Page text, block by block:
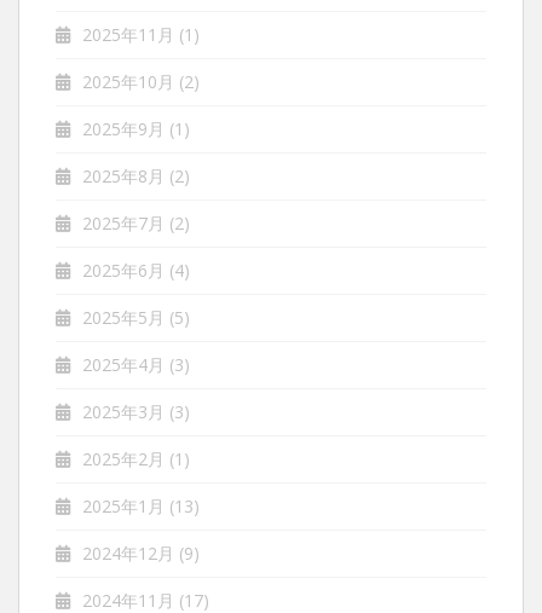
2025年11月 (1)
2025年10月 (2)
2025年9月 (1)
2025年8月 (2)
2025年7月 (2)
2025年6月 (4)
2025年5月 (5)
2025年4月 (3)
2025年3月 (3)
2025年2月 (1)
2025年1月 (13)
2024年12月 (9)
2024年11月 (17)